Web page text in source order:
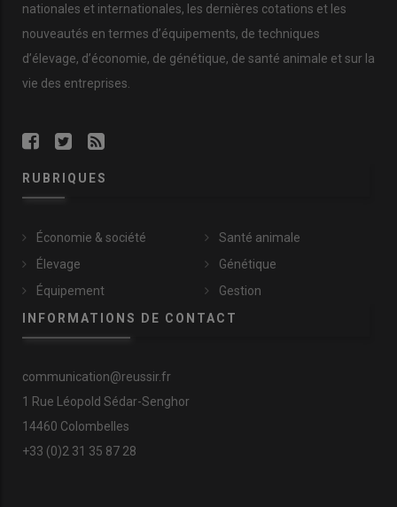
nationales et internationales, les dernières cotations et les
nouveautés en termes d’équipements, de techniques
d’élevage, d’économie, de génétique, de santé animale et sur la
vie des entreprises.
RUBRIQUES
Économie & société
Élevage
Équipement
Santé animale
Génétique
Gestion
INFORMATIONS DE CONTACT
communication@reussir.fr
1 Rue Léopold Sédar-Senghor
14460 Colombelles
+33 (0)2 31 35 87 28